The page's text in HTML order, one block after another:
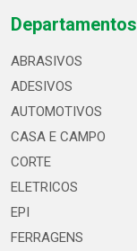
Departamentos
ABRASIVOS
ADESIVOS
AUTOMOTIVOS
CASA E CAMPO
CORTE
ELETRICOS
EPI
FERRAGENS